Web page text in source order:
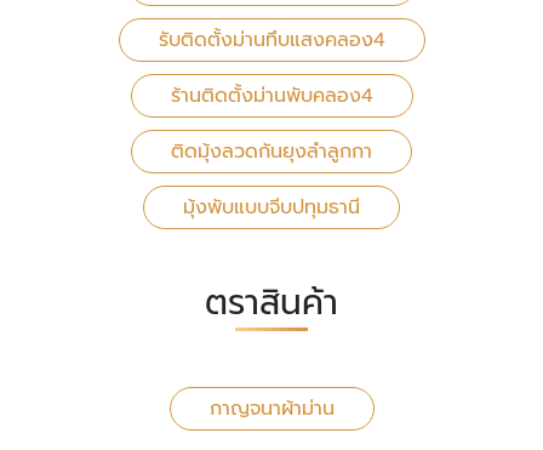
รับติดตั้งม่านทึบแสงคลอง4
ร้านติดตั้งม่านพับคลอง4
ติดมุ้งลวดกันยุงลำลูกกา
มุ้งพับแบบจีบปทุมธานี
ตราสินค้า
กาญจนาผ้าม่าน